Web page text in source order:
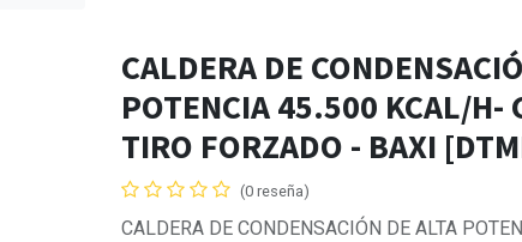
CALDERA DE
POTENCIA 45.500 KCAL/H-
TIRO FORZADO - BAXI
(0 reseña)
CALDERA DE CONDENSACIÓN DE ALTA